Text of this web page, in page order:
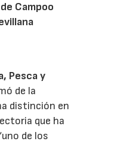
Campoo
Pesca y
de la
distinción en
que ha
de los